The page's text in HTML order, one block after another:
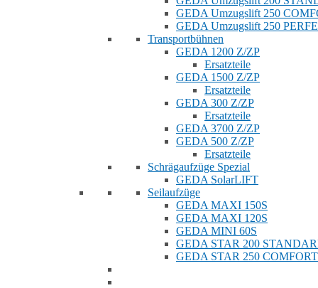
GEDA Umzugslift 250
GEDA Umzugslift 250
Transportbühnen
GEDA 1200 Z/ZP
Ersatzteile
GEDA 1500 Z/ZP
Ersatzteile
GEDA 300 Z/ZP
Ersatzteile
GEDA 3700 Z/ZP
GEDA 500 Z/ZP
Ersatzteile
Schrägaufzüge Spezial
GEDA SolarLIFT
Seilaufzüge
GEDA MAXI 150S
GEDA MAXI 120S
GEDA MINI 60S
GEDA STAR 200
GEDA STAR 250 COMFORT